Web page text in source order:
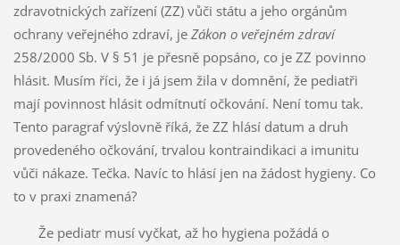
zdravotnických zařízení (ZZ) vůči státu a jeho orgánům
ochrany veřejného zdraví, je Zákon o veřejném zdraví
258/2000 Sb. V § 51 je přesně popsáno, co je ZZ povinno
hlásit. Musím říci, že i já jsem žila v domnění, že pediatři
mají povinnost hlásit odmítnutí očkování. Není tomu tak.
Tento paragraf výslovně říká, že ZZ hlásí datum a druh
provedeného očkování, trvalou kontraindikaci a imunitu
vůči nákaze. Tečka. Navíc to hlásí jen na žádost hygieny. Co
to v praxi znamená?
Že pediatr musí vyčkat, až ho hygiena požádá o